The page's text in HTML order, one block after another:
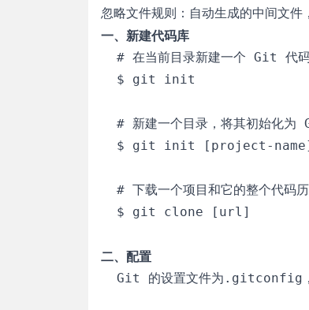
忽略文件规则：自动生成的中间文件
一、新建代码库
# 在当前目录新建一个 Git 代
  $ git init
# 新建一个目录，将其初始化为
  $ git init [project-name]
# 下载一个项目和它的整个代码
  $ git clone [url]
二、配置
Git 的设置文件为.gitconfig，